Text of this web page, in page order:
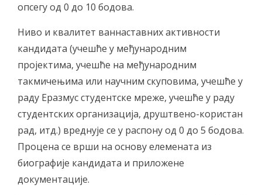
опсегу од 0 до 10 бодова.
Ниво и квалитет ваннаставних активности
кандидата (учешће у међународним
пројектима, учешће на међународним
такмичењима или научним скуповима, учешће у
раду Еразмус студентске мреже, учешће у раду
студентских организација, друштвено-користан
рад, итд.) вреднује се у распону од 0 до 5 бодова.
Процена се врши на основу елемената из
биографије кандидата и приложене
документације.